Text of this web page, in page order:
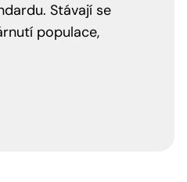
Stávají se
populace,